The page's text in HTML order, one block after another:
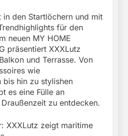
in den Startlöchern und mit
für den
neuen MY HOME
präsentiert XXXLutz
und Terrasse. Von
wie
bis hin zu stylishen
es eine Fülle an
zu entdecken.
XXXLutz zeigt maritime